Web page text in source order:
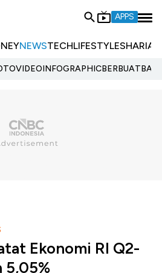
APPS
NEWSTECHLIFESTYLESHARIA
VIDEOINFOGRAPHIC
Ekonomi RI Q2-
5,05%